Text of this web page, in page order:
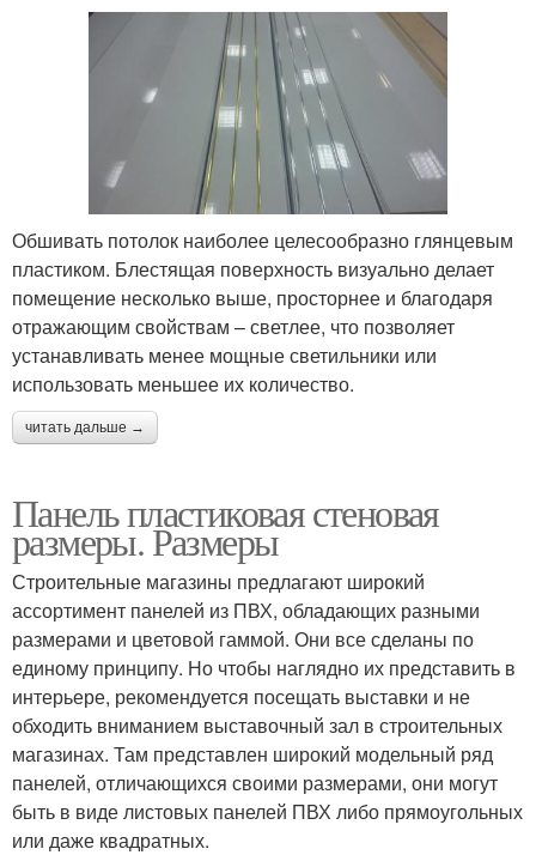
Стеновые панели
Панели для кухни Панели на кухне
Потолок на кухне
Пластиковых потолочные
панели
Панели для внутренней
отделки
Панельный потолок
Подвесные потолки
Потолки из
пластиковых панелей
Потолок из панелей
Обшивать потолок наиболее целесообразно глянцевым
пластиком. Блестящая поверхность визуально делает
помещение несколько выше, просторнее и благодаря
отражающим свойствам – светлее, что позволяет
устанавливать менее мощные светильники или
использовать меньшее их количество.
читать дальше →
Панель пластиковая стеновая
размеры. Размеры
Строительные магазины предлагают широкий
ассортимент панелей из ПВХ, обладающих разными
размерами и цветовой гаммой. Они все сделаны по
единому принципу. Но чтобы наглядно их представить в
интерьере, рекомендуется посещать выставки и не
обходить вниманием выставочный зал в строительных
магазинах. Там представлен широкий модельный ряд
панелей, отличающихся своими размерами, они могут
быть в виде листовых панелей ПВХ либо прямоугольных
или даже квадратных.